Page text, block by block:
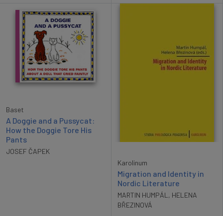
Baset
A Doggie and a Pussycat:
How the Doggie Tore His
Pants
JOSEF ČAPEK
Karolinum
Migration and Identity in
Nordic Literature
MARTIN HUMPÁL , HELENA
BŘEZINOVÁ